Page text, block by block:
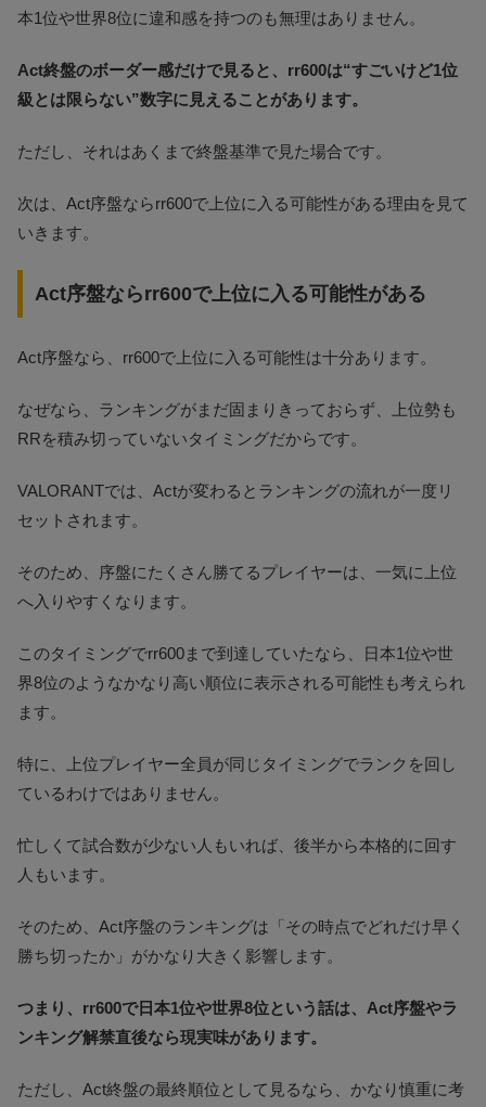
本1位や世界8位に違和感を持つのも無理はありません。
Act終盤のボーダー感だけで見ると、rr600は“すごいけど1位
級とは限らない”数字に見えることがあります。
ただし、それはあくまで終盤基準で見た場合です。
次は、Act序盤ならrr600で上位に入る可能性がある理由を見て
いきます。
Act序盤ならrr600で上位に入る可能性がある
Act序盤なら、rr600で上位に入る可能性は十分あります。
なぜなら、ランキングがまだ固まりきっておらず、上位勢も
RRを積み切っていないタイミングだからです。
VALORANTでは、Actが変わるとランキングの流れが一度リ
セットされます。
そのため、序盤にたくさん勝てるプレイヤーは、一気に上位
へ入りやすくなります。
このタイミングでrr600まで到達していたなら、日本1位や世
界8位のようなかなり高い順位に表示される可能性も考えられ
ます。
特に、上位プレイヤー全員が同じタイミングでランクを回し
ているわけではありません。
忙しくて試合数が少ない人もいれば、後半から本格的に回す
人もいます。
そのため、Act序盤のランキングは「その時点でどれだけ早く
勝ち切ったか」がかなり大きく影響します。
つまり、rr600で日本1位や世界8位という話は、Act序盤やラ
ンキング解禁直後なら現実味があります。
ただし、Act終盤の最終順位として見るなら、かなり慎重に考